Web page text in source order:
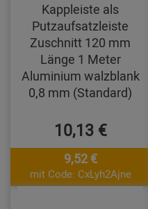
Kappleiste als
Putzaufsatzleiste
Zuschnitt 120 mm
Länge 1 Meter
Aluminium walzblank
0,8 mm (Standard)
10,13 €
9,52 €
mit Code: CxLyh2Ajne